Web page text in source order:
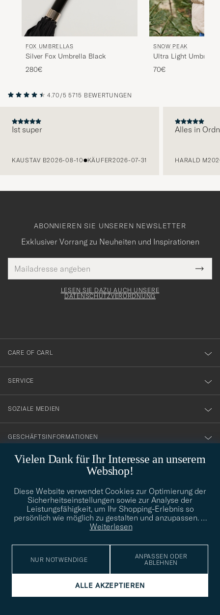
FOX UMBRELLAS
Silver Fox Umbrella Black
280€
SNOW PEAK
Ultra Light Umbrella
70€
4.70/5 5715 BEWERTUNGEN
Ist super
KAUSTAV B2026-08-10 KÄUFER2026-07-31
Alles in
HARALD M
Vielen Dank für Ihr Interesse an unserem
Webshop!
Diese Website verwendet Cookies zur Optimierung der
Sicherheitseinstellungen sowie zur Analyse der
Leistungsfähigkeit, um Ihr Shopping-Erlebnis so
persönlich wie möglich zu gestalten und anzupassen. …
Weiterlesen
NUR NOTWENDIGE
ANPASSEN ODER
ABLEHNEN
ALLE AKZEPTIEREN
ABONNIEREN SIE UNSEREN NEWSLETTER
Exklusiver Vorrang zu Neuheiten und Inspirationen
Mail
Adresse
Tack
för
dig
till
vårt
nyhetsbrev!
LESEN SIE DAZU AUCH UNSERE
DATENSCHUTZVERORDNUNG
CARE OF CARL
SERVICE
SOZIALE MEDIEN
GESCHÄFTSINFORMATIONEN
info@careofcarl.de
Benötigen Sie Hilfe bei der Suche nach Ihrem persönlichen Stil?
Wenden Sie sich an uns, wir helfen Ihnen gerne weiter!
STILBERATUNG